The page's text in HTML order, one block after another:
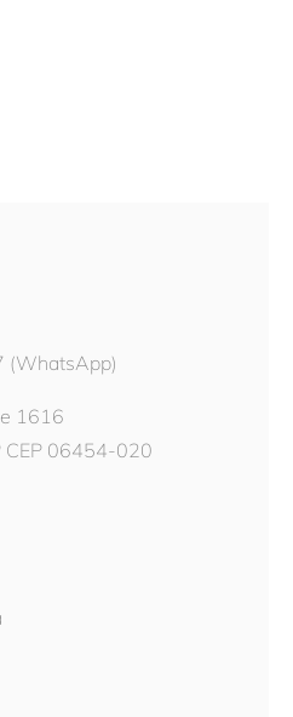
(WhatsApp)
1616
CEP 06454-020